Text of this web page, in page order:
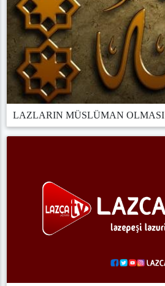
LAZLARIN MÜSLÜMAN OLMASI